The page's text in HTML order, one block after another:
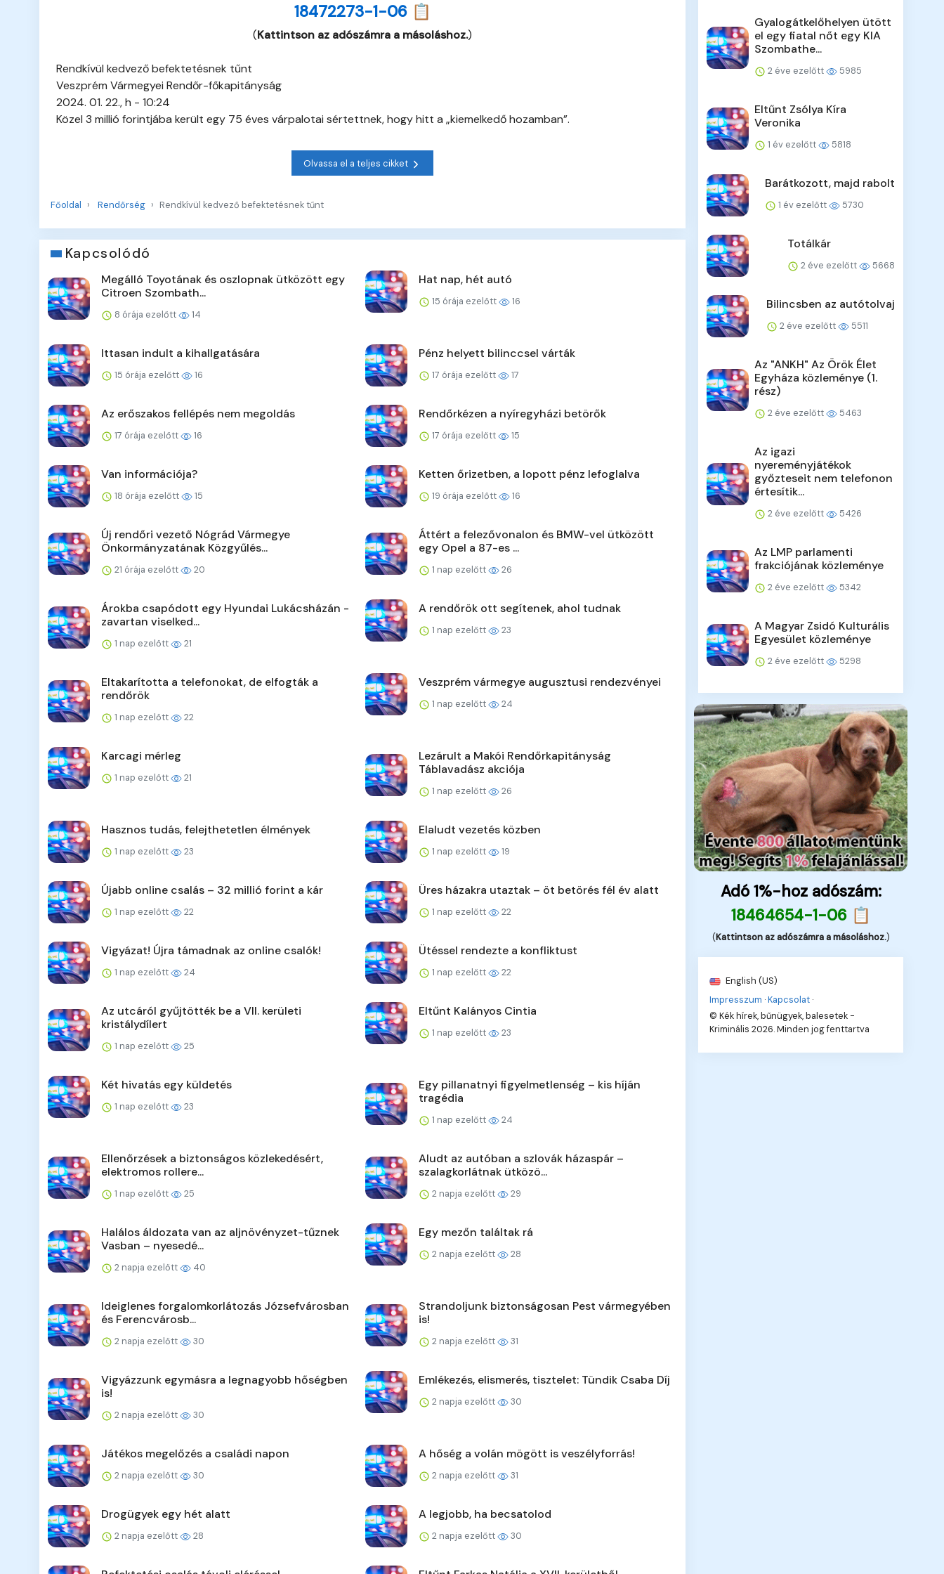
18472273-1-06 📋
(Kattintson az adószámra a másoláshoz.)
Rendkívül kedvező befektetésnek tűnt
Veszprém Vármegyei Rendőr-főkapitányság
2024. 01. 22., h - 10:24
Közel 3 millió forintjába került egy 75 éves várpalotai sértettnek, hogy hitt a „kiemelkedő hozamban”.
Olvassa el a teljes cikket
Főoldal Rendőrség Rendkívül kedvező befektetésnek tűnt
Kapcsolódó
Megálló Toyotának és oszlopnak ütközött egy
Citroen Szombath...
8 órája ezelőtt 14
Hat nap, hét autó
15 órája ezelőtt 16
Ittasan indult a kihallgatására
15 órája ezelőtt 16
Pénz helyett bilinccsel várták
17 órája ezelőtt 17
Az erőszakos fellépés nem megoldás
17 órája ezelőtt 16
Rendőrkézen a nyíregyházi betörők
17 órája ezelőtt 15
Van információja?
18 órája ezelőtt 15
Ketten őrizetben, a lopott pénz lefoglalva
19 órája ezelőtt 16
Új rendőri vezető Nógrád Vármegye
Önkormányzatának Közgyűlés...
21 órája ezelőtt 20
Áttért a felezővonalon és BMW-vel ütközött
egy Opel a 87-es ...
1 nap ezelőtt 26
Árokba csapódott egy Hyundai Lukácsházán -
zavartan viselked...
1 nap ezelőtt 21
A rendőrök ott segítenek, ahol tudnak
1 nap ezelőtt 23
Eltakarította a telefonokat, de elfogták a
rendőrök
1 nap ezelőtt 22
Veszprém vármegye augusztusi rendezvényei
1 nap ezelőtt 24
Karcagi mérleg
1 nap ezelőtt 21
Lezárult a Makói Rendőrkapitányság
Táblavadász akciója
1 nap ezelőtt 26
Hasznos tudás, felejthetetlen élmények
1 nap ezelőtt 23
Elaludt vezetés közben
1 nap ezelőtt 19
Újabb online csalás – 32 millió forint a kár
1 nap ezelőtt 22
Üres házakra utaztak – öt betörés fél év alatt
1 nap ezelőtt 22
Vigyázat! Újra támadnak az online csalók!
1 nap ezelőtt 24
Ütéssel rendezte a konfliktust
1 nap ezelőtt 22
Az utcáról gyűjtötték be a VII. kerületi
kristálydílert
1 nap ezelőtt 25
Eltűnt Kalányos Cintia
1 nap ezelőtt 23
Két hivatás egy küldetés
1 nap ezelőtt 23
Egy pillanatnyi figyelmetlenség – kis híján
tragédia
1 nap ezelőtt 24
Ellenőrzések a biztonságos közlekedésért,
elektromos rollere...
1 nap ezelőtt 25
Aludt az autóban a szlovák házaspár –
szalagkorlátnak ütközö...
2 napja ezelőtt 29
Halálos áldozata van az aljnövényzet-tűznek
Vasban – nyesedé...
2 napja ezelőtt 40
Egy mezőn találtak rá
2 napja ezelőtt 28
Ideiglenes forgalomkorlátozás Józsefvárosban
és Ferencvárosb...
2 napja ezelőtt 30
Strandoljunk biztonságosan Pest vármegyében
is!
2 napja ezelőtt 31
Vigyázzunk egymásra a legnagyobb hőségben
is!
2 napja ezelőtt 30
Emlékezés, elismerés, tisztelet: Tündik Csaba Díj
2 napja ezelőtt 30
Játékos megelőzés a családi napon
2 napja ezelőtt 30
A hőség a volán mögött is veszélyforrás!
2 napja ezelőtt 31
Drogügyek egy hét alatt
2 napja ezelőtt 28
A legjobb, ha becsatolod
2 napja ezelőtt 30
Gyalogátkelőhelyen ütött
el egy fiatal nőt egy KIA
Szombathe...
2 éve ezelőtt 5985
Eltűnt Zsólya Kíra
Veronika
1 év ezelőtt 5818
Barátkozott, majd rabolt
1 év ezelőtt 5730
Totálkár
2 éve ezelőtt 5668
Bilincsben az autótolvaj
2 éve ezelőtt 5511
Az "ANKH" Az Örök Élet
Egyháza közleménye (1.
rész)
2 éve ezelőtt 5463
Az igazi
nyereményjátékok
győzteseit nem telefonon
értesítik...
2 éve ezelőtt 5426
Az LMP parlamenti
frakciójának közleménye
2 éve ezelőtt 5342
A Magyar Zsidó Kulturális
Egyesület közleménye
2 éve ezelőtt 5298
Adó 1%-hoz adószám:
18464654-1-06 📋
(Kattintson az adószámra a másoláshoz.)
English (US)
Impresszum ·Kapcsolat ·
© Kék hírek, bűnügyek, balesetek -
Kriminális 2026. Minden jog fenttartva